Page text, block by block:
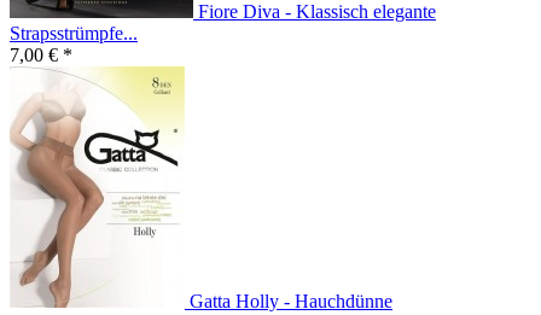
Fiore Diva - Klassisch elegante
Strapsstrümpfe...
7,00 € *
Gatta Holly - Hauchdünne